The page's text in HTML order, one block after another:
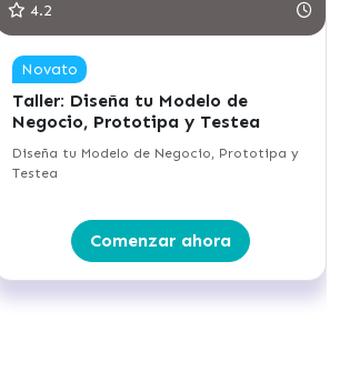
4.2
Novato
Taller: Diseña tu Modelo de
Negocio, Prototipa y Testea
Diseña tu Modelo de Negocio, Prototipa y
Testea
Comenzar ahora